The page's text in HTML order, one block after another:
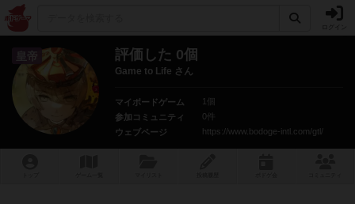
皇帝 評価した 0個
Game to Life さん
マイボードゲーム
1個
参加コミュニティ
0件
ウェブページ
https://www.bodoge-intl.com/gtl/